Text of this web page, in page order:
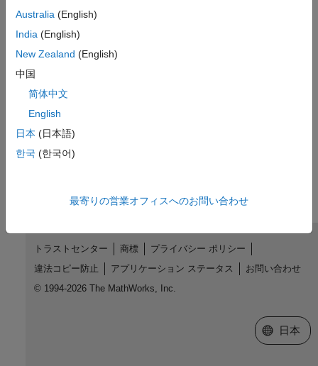
バージョン履歴
R2020b で導入
参考
target.AddOn
Australia (English)
India (English)
New Zealand (English)
中国
简体中文
English
日本 (日本語)
한국 (한국어)
最寄りの営業オフィスへのお問い合わせ
トラストセンター 商標
プライバシー ポリシー
違法コピー防止
アプリケーション ステータス
お問い合わせ
© 1994-2026 The MathWorks, Inc.
Web サイ
日本